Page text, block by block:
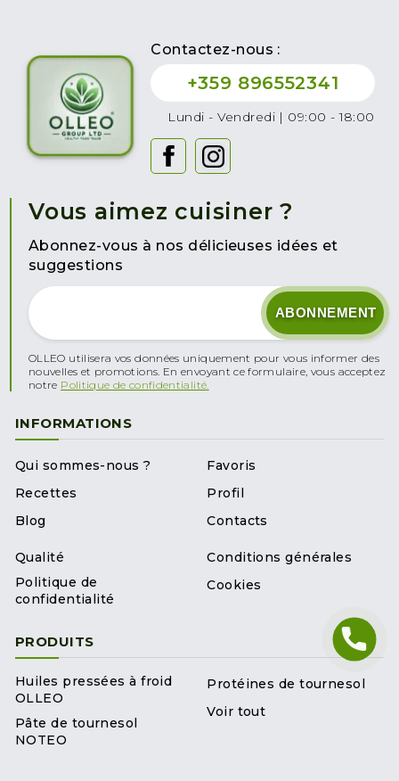
Contactez-nous :
+359 896552341
Lundi - Vendredi | 09:00 - 18:00
Vous aimez cuisiner ?
Abonnez-vous à nos délicieuses idées et
suggestions
OLLEO utilisera vos données uniquement pour vous informer des
nouvelles et promotions. En envoyant ce formulaire, vous acceptez
notre Politique de confidentialité.
INFORMATIONS
Qui sommes-nous ?
Recettes
Blog
Favoris
Profil
Contacts
Qualité
Politique de
confidentialité
Conditions générales
Cookies
PRODUITS
Huiles pressées à froid
OLLEO
Pâte de tournesol
NOTEO
Protéines de tournesol
Voir tout